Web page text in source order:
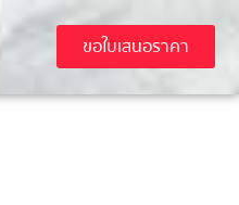
ขอใบเสนอราคา